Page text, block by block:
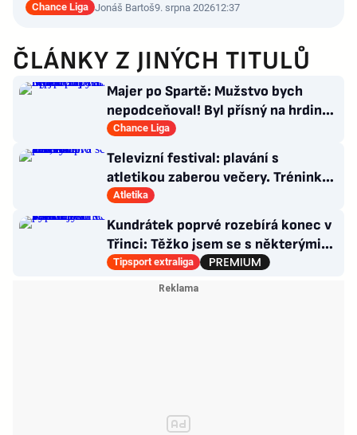
Chance Liga Jonáš Bartoš9. srpna 202612:37
ČLÁNKY Z JINÝCH TITULŮ
Majer po Spartě: Mužstvo bych
nepodceňoval! Byl přísný na hrdinu
zápasu
Chance Liga
Televizní festival: plavání s
atletikou zaberou večery. Trénink
pro LA, usmívá se Dusík
Atletika
Kundrátek poprvé rozebírá konec v
Třinci: Těžko jsem se s některými
věcmi vyrovnával
Tipsport extraliga